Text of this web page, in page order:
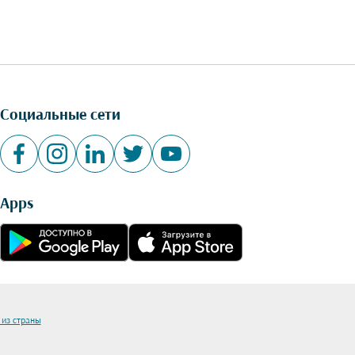
Социальные сети
Apps
из страны